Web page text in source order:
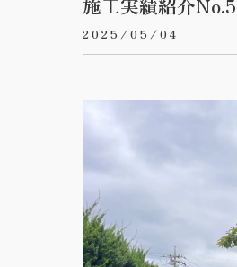
施工実績紹介
2025/05/04